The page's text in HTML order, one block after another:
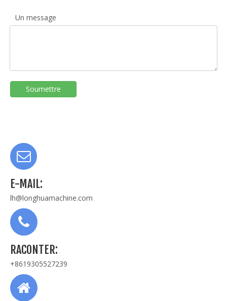
Un message
Soumettre
E-MAIL:
lh@longhuamachine.com
RACONTER:
+8619305527239